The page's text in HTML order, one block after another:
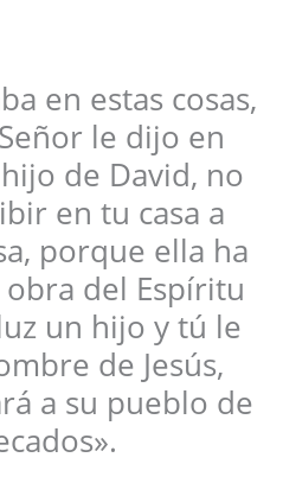
en estas cosas,
le dijo en
de David, no
en tu casa a
porque ella ha
del Espíritu
un hijo y tú le
de Jesús,
a su pueblo de